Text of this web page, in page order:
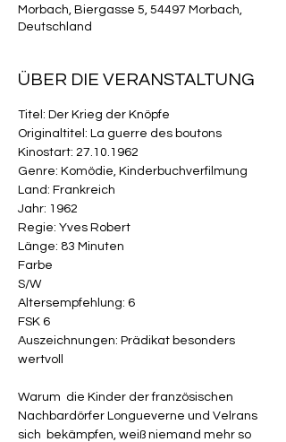
Morbach, Biergasse 5, 54497 Morbach,
Deutschland
ÜBER DIE VERANSTALTUNG
Titel: Der Krieg der Knöpfe
Originaltitel: La guerre des boutons
Kinostart: 27.10.1962
Genre: Komödie, Kinderbuchverfilmung
Land: Frankreich
Jahr: 1962
Regie: Yves Robert
Länge: 83 Minuten
Farbe
S/W
Alters­empfehlung: 6
FSK 6
Auszeich­nungen: Prädikat besonders
wertvoll
Warum  die Kinder der französischen
Nachbardörfer Longueverne und Velrans
sich  bekämpfen, weiß niemand mehr so